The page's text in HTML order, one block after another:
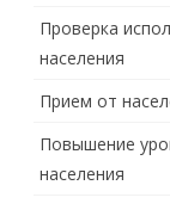
Проверка
населения
Прием от
Повышение
населения